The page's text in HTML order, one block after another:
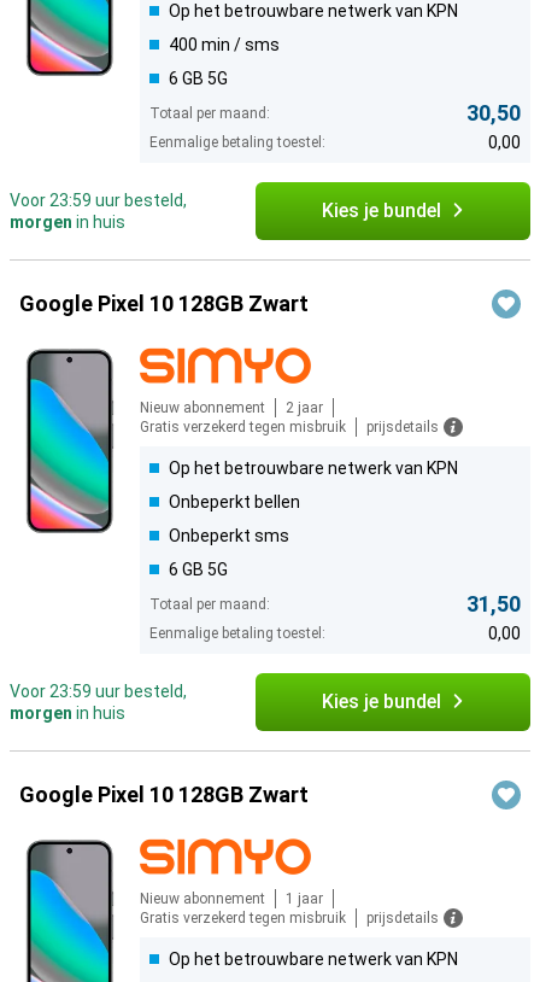
Op het betrouwbare netwerk van KPN
400 min / sms
6 GB 5G
Totaal per maand: 30,50
Eenmalige betaling toestel: 0,00
Voor 23:59 uur besteld,
morgen in huis Kies je bundel
Google Pixel 10 128GB Zwart
Nieuw abonnement
2 jaar
Gratis verzekerd tegen misbruik
prijsdetails
Op het betrouwbare netwerk van KPN
Onbeperkt bellen
Onbeperkt sms
6 GB 5G
Totaal per maand: 31,50
Eenmalige betaling toestel: 0,00
Voor 23:59 uur besteld,
morgen in huis Kies je bundel
Google Pixel 10 128GB Zwart
Nieuw abonnement
1 jaar
Gratis verzekerd tegen misbruik
prijsdetails
Op het betrouwbare netwerk van KPN